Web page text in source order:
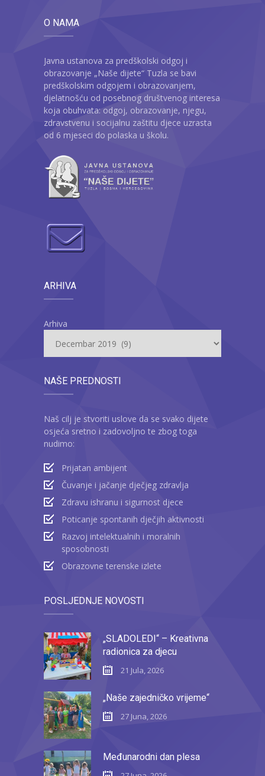
O NAMA
Javna ustanova za predškolski odgoj i
obrazovanje „Naše dijete“ Tuzla se bavi
predškolskim odgojem i obrazovanjem,
djelatnošću od posebnog društvenog interesa
koja obuhvata: odgoj, obrazovanje, njegu,
zdravstvenu i socijalnu zaštitu djece uzrasta
od 6 mjeseci do polaska u školu.
ARHIVA
Arhiva
NAŠE PREDNOSTI
Naš cilj je stvoriti uslove da se svako dijete
osjeća sretno i zadovoljno te zbog toga
nudimo:
Prijatan ambijent
Čuvanje i jačanje dječjeg zdravlja
Zdravu ishranu i sigurnost djece
Poticanje spontanih dječjih aktivnosti
Razvoj intelektualnih i moralnih
sposobnosti
Obrazovne terenske izlete
POSLJEDNJE NOVOSTI
„SLADOLEDI“ – Kreativna
radionica za djecu
21 Jula, 2026
„Naše zajedničko vrijeme“
27 Juna, 2026
Međunarodni dan plesa